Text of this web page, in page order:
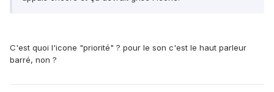
C'est quoi l'icone "priorité" ? pour le son c'est le haut parleur
barré, non ?